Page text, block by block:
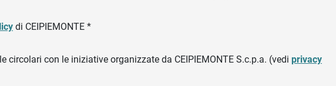
di CEIPIEMONTE *
circolari con le iniziative organizzate da CEIPIEMONTE S.c.p.a. (vedi privacy